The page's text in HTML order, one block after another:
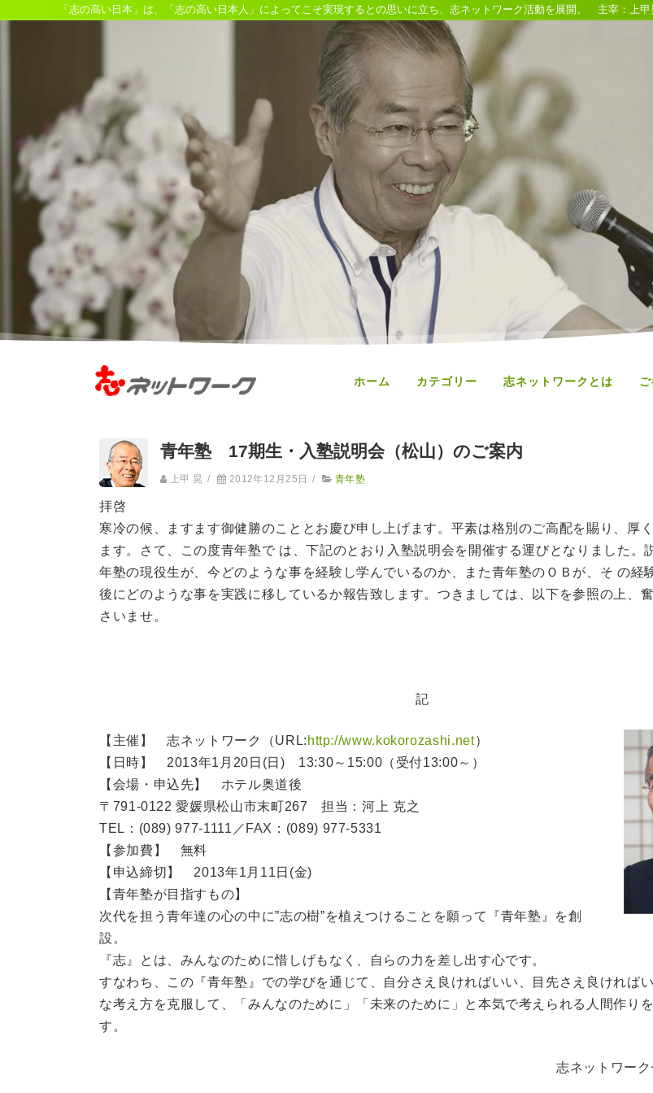
「志の高い日本」は、「志の高い日本人」によってこそ実現するとの思いに立ち、志ネットワーク活動を展開。 主宰：上甲
ホーム カテゴリー 志ネットワークとは
青年塾 17期生・入塾説明会（松山）のご案内
上甲 晃 / 2012年12月25日 / 青年塾
拝啓
寒冷の候、ますます御健勝のこととお慶び申し上げます。平素は格別のご高配を賜り、厚
ます。さて、この度青年塾で は、下記のとおり入塾説明会を開催する運びとなりました。
年塾の現役生が、今どのような事を経験し学んでいるのか、また青年塾のＯＢが、そ の経
後にどのような事を実践に移しているか報告致します。つきましては、以下を参照の上、
さいませ。
記
【主催】 志ネットワーク（URL: http://www.kokorozashi.net）
【日時】 2013年1月20日(日) 13:30～15:00（受付13:00～）
【会場・申込先】 ホテル奥道後
〒791-0122 愛媛県松山市末町267 担当：河上 克之
TEL：(089) 977-1111／FAX：(089) 977-5331
【参加費】 無料
【申込締切】 2013年1月11日(金)
【青年塾が目指すもの】
次代を担う青年達の心の中に”志の樹”を植えつけることを願って『青年塾』を創
設。
『志』とは、みんなのために惜しげもなく、自らの力を差し出す心です。
すなわち、この『青年塾』での学びを通じて、自分さえ良ければいい、目先さえ良ければ
な考え方を克服して、「みんなのために」「未来のために」と本気で考えられる人間作り
す。
志ネットワー